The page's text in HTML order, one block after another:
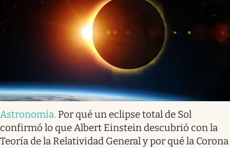
Astronomía. Por qué un eclipse total de Sol
confirmó lo que Albert Einstein descubrió con la
Teoría de la Relatividad General y por qué la Corona